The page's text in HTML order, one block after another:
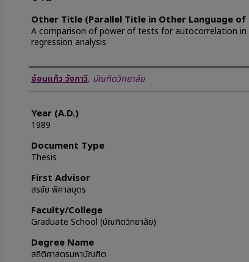
Other Title (Parallel Title in Other Language of
A comparison of power of tests for autocorrelation in
regression analysis
Author
อ่อนแก้ว วังกาวี, บัณฑิตวิทยาลัย
Year (A.D.)
1989
Document Type
Thesis
First Advisor
สรชัย พิศาลบุตร
Faculty/College
Graduate School (บัณฑิตวิทยาลัย)
Degree Name
สถิติศาสตรมหาบัณฑิต